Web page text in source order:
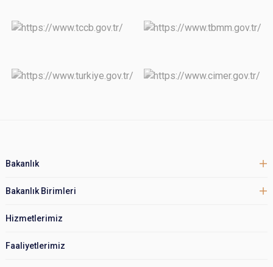
Bakanlık
Bakanlık Birimleri
Hizmetlerimiz
Faaliyetlerimiz